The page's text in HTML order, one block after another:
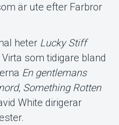
är ute efter Farbror
heter Lucky Stiff
som tidigare bland
En gentlemans
, Something Rotten
White dirigerar